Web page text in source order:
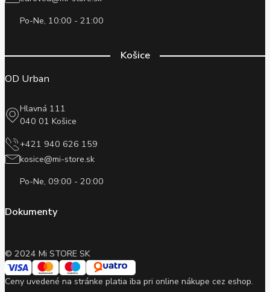
Po-Ne, 10:00 - 21:00
Košice
OD Urban
Hlavná 111
040 01 Košice
+421 940 626 159
kosice@mi-store.sk
Po-Ne, 09:00 - 20:00
Dokumenty
© 2024 Mi STORE SK
Ceny uvedené na stránke platia iba pri online nákupe cez eshop.